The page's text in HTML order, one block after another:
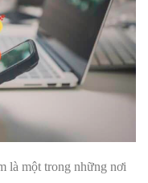
là một trong những nơi